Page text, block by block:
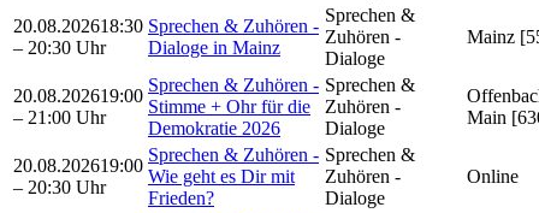
20.08.202618:30
– 20:30 Uhr
Sprechen & Zuhören -
Dialoge in Mainz
Sprechen &
Zuhören -
Dialoge
Mainz
20.08.202619:00
– 21:00 Uhr
Sprechen & Zuhören -
Stimme + Ohr für die
Demokratie 2026
Sprechen &
Zuhören -
Dialoge
Main
20.08.202619:00
– 20:30 Uhr
Sprechen & Zuhören -
Wie geht es Dir mit
Frieden?
Sprechen &
Zuhören -
Dialoge
Online